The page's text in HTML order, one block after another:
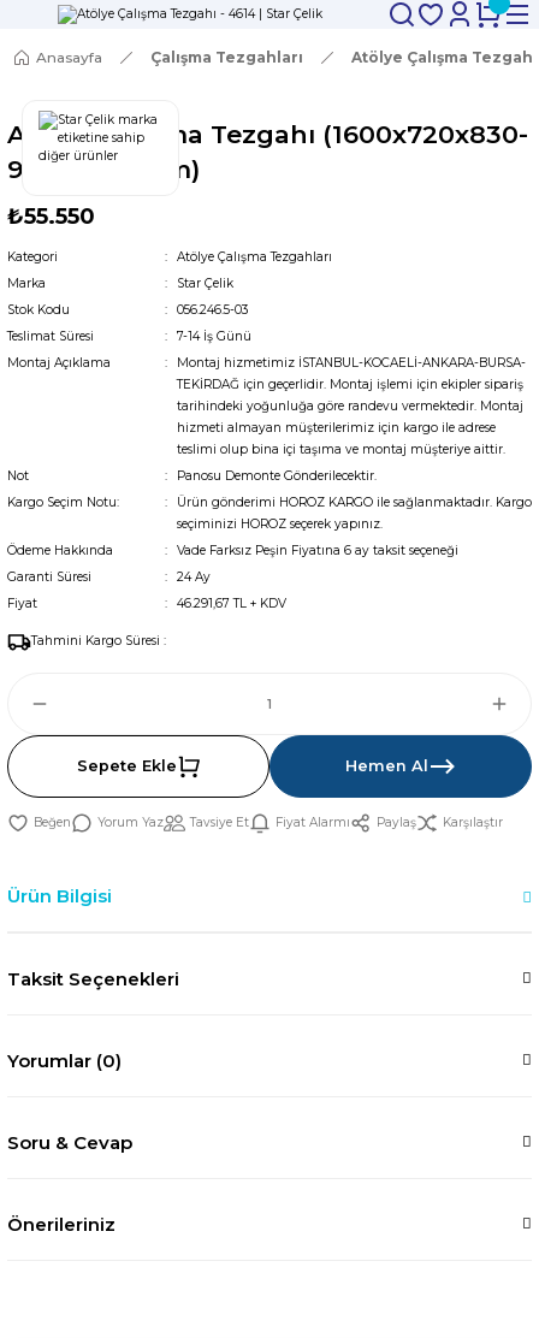
Anasayfa Çalışma Tezgahları Atölye Çalışma
Atölye Çalışma Tezgahı (1600x720x830-
930/1844 mm)
₺55.550
Kategori
Atölye Çalışma Tezgahları
Marka
Star Çelik
Stok Kodu
056.246.5-03
Teslimat Süresi
7-14 İş Günü
Montaj Açıklama
Montaj hizmetimiz İSTANBUL-KOCAELİ-ANKARA-BURSA-
TEKİRDAĞ için geçerlidir. Montaj işlemi için ekipler sipariş
tarihindeki yoğunluğa göre randevu vermektedir. Montaj
hizmeti almayan müşterilerimiz için kargo ile adrese
teslimi olup bina içi taşıma ve montaj müşteriye aittir.
Not
Panosu Demonte Gönderilecektir.
Kargo Seçim Notu:
Ürün gönderimi HOROZ KARGO ile sağlanmaktadır. Kargo
seçiminizi HOROZ seçerek yapınız.
Ödeme Hakkında
Vade Farksız Peşin Fiyatına 6 ay taksit seçeneği
Garanti Süresi
24 Ay
Fiyat
46.291,67 TL + KDV
Tahmini Kargo Süresi :
Sepete Ekle Hemen Al
Yorum Yaz Tavsiye Et Fiyat Alarmı Paylaş Karşılaştır
Ürün Bilgisi
Taksit Seçenekleri
Yorumlar (0)
Soru & Cevap
Önerileriniz